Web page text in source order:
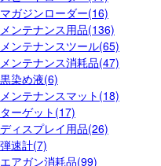
マガジンローダー(16)
メンテナンス用品(136)
メンテナンスツール(65)
メンテナンス消耗品(47)
黒染め液(6)
メンテナンスマット(18)
ターゲット(17)
ディスプレイ用品(26)
弾速計(7)
エアガン消耗品(99)